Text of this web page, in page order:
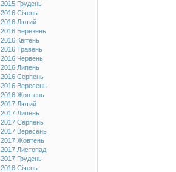
2015 Грудень
2016 Січень
2016 Лютий
2016 Березень
2016 Квітень
2016 Травень
2016 Червень
2016 Липень
2016 Серпень
2016 Вересень
2016 Жовтень
2017 Лютий
2017 Липень
2017 Серпень
2017 Вересень
2017 Жовтень
2017 Листопад
2017 Грудень
2018 Січень